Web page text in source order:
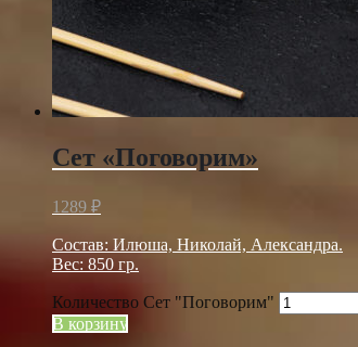
Сет «Поговорим»
1289 ₽
Состав: Илюша, Николай, Александра.
Вес: 850 гр.
Количество Сет "Поговорим"
В корзину